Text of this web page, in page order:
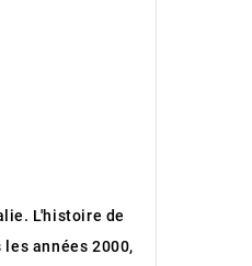
L'histoire de
années 2000,